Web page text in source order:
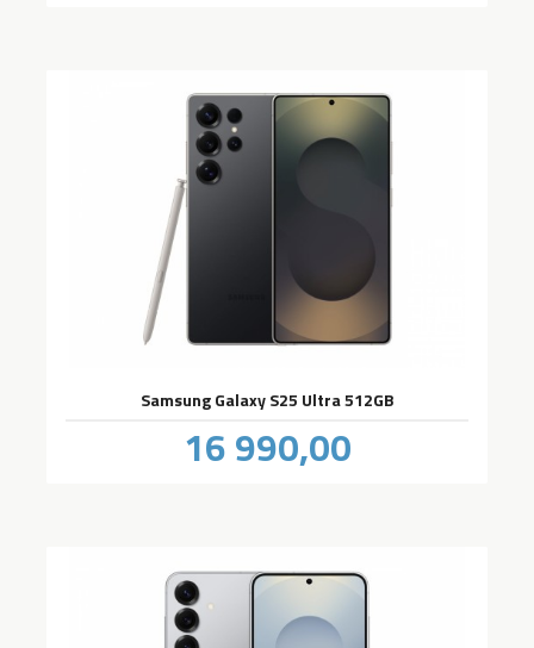
Samsung Galaxy S25 Ultra 512GB
Pris
16 990,00mva.